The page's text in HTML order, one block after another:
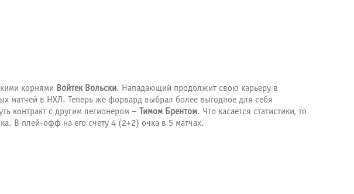
корнями Войтек Вольски. Нападающий продолжит свою карьеру в
матчей в НХЛ. Теперь же форвард выбрал более выгодное для себя
контракт с другим легионером – Тимом Брентом. Что касается статистики, то
В плей-офф на его счету 4 (2+2) очка в 5 матчах.